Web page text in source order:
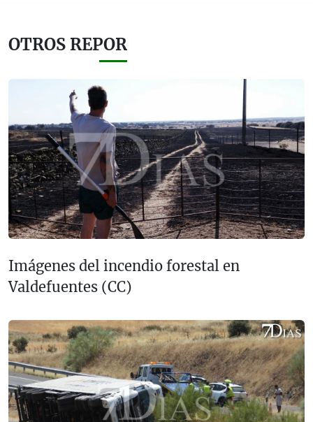
OTROS REPOR
Imágenes del incendio forestal en
Valdefuentes (CC)